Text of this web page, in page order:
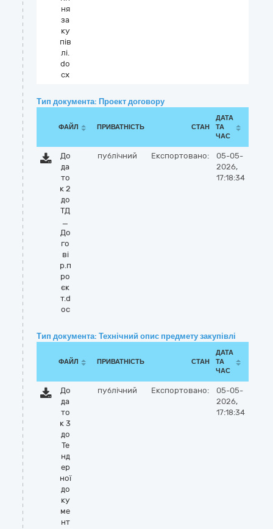
ня
за
ку
пів
лі.
do
cx
Тип документа: Проект договору
ФАЙЛ ПРИВАТНІСТЬ СТАН
ДАТА
ТА
ЧАС
До
да
то
к 2
до
ТД
_
До
го
ві
р.п
ро
єк
т.d
oc
публічний Експортовано:
05-05-
2026,
17:18:34
Тип документа: Технічний опис предмету закупівлі
ФАЙЛ ПРИВАТНІСТЬ СТАН
ДАТА
ТА
ЧАС
До
да
то
к 3
до
Те
нд
ер
ної
до
ку
ме
нт
публічний Експортовано:
05-05-
2026,
17:18:34